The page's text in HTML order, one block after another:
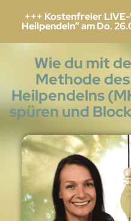
+++ Kostenfreier
Heilpendeln” am Do.
Wie du mit
Methode
Heilpendelns
spüren und